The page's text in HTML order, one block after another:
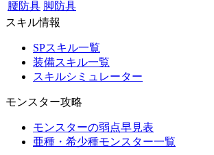
腰防具 脚防具
スキル情報
SPスキル一覧
装備スキル一覧
スキルシミュレーター
モンスター攻略
モンスターの弱点早見表
亜種・希少種モンスター一覧